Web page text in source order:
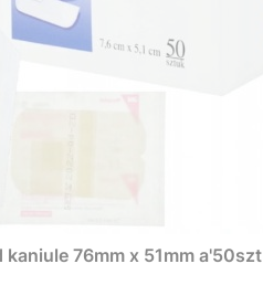
76mm x 51mm a'50szt